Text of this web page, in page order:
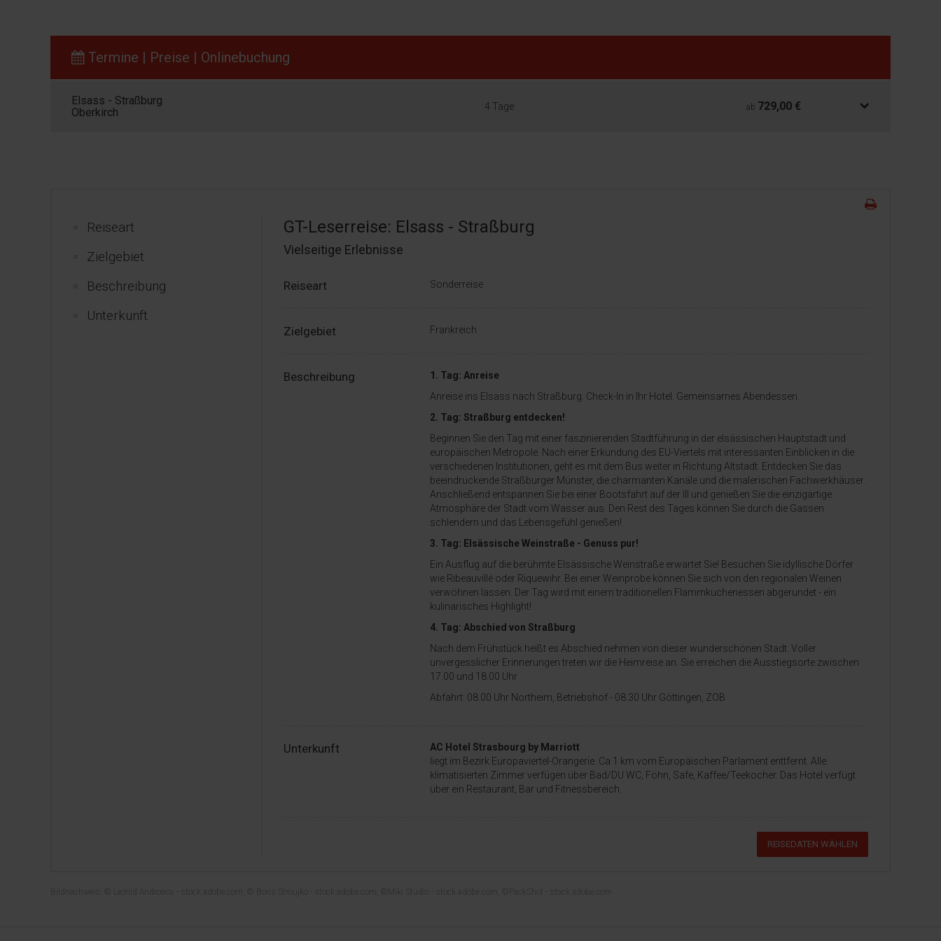
Termine | Preise | Onlinebuchung
Elsass - Straßburg
Oberkirch
4 Tage ab 729,00 €
Reiseart
Zielgebiet
Beschreibung
Unterkunft
GT-Leserreise: Elsass - Straßburg
Vielseitige Erlebnisse
Reiseart Sonderreise
Zielgebiet Frankreich
Beschreibung
1. Tag: Anreise
Anreise ins Elsass nach Straßburg. Check-In in Ihr Hotel. Gemeinsames Abendessen.
2. Tag: Straßburg entdecken!
Beginnen Sie den Tag mit einer faszinierenden Stadtführung in der elsässischen Hauptstadt und
europäischen Metropole. Nach einer Erkundung des EU-Viertels mit interessanten Einblicken in die
verschiedenen Institutionen, geht es mit dem Bus weiter in Richtung Altstadt. Entdecken Sie das
beeindruckende Straßburger Münster, die charmanten Kanäle und die malerischen Fachwerkhäuser.
Anschließend entspannen Sie bei einer Bootsfahrt auf der Ill und genießen Sie die einzigartige
Atmosphäre der Stadt vom Wasser aus. Den Rest des Tages können Sie durch die Gassen
schlendern und das Lebensgefühl genießen!
3. Tag: Elsässische Weinstraße - Genuss pur!
Ein Ausflug auf die berühmte Elsässische Weinstraße erwartet Sie! Besuchen Sie idyllische Dörfer
wie Ribeauvillé oder Riquewihr. Bei einer Weinprobe können Sie sich von den regionalen Weinen
verwöhnen lassen. Der Tag wird mit einem traditionellen Flammkuchenessen abgerundet - ein
kulinarisches Highlight!
4. Tag: Abschied von Straßburg
Nach dem Frühstück heißt es Abschied nehmen von dieser wunderschönen Stadt. Voller
unvergesslicher Erinnerungen treten wir die Heimreise an. Sie erreichen die Ausstiegsorte zwischen
17.00 und 18.00 Uhr
Abfahrt: 08.00 Uhr Northeim, Betriebshof - 08.30 Uhr Göttingen, ZOB
Unterkunft
AC Hotel Strasbourg by Marriott
liegt im Bezirk Europaviertel-Orangerie. Ca 1 km vom Europäischen Parlament enttfernt. Alle
klimatisierten Zimmer verfügen über Bad/DU WC, Föhn, Safe, Kaffee/Teekocher. Das Hotel verfügt
über ein Restaurant, Bar und Fitnessbereich.
REISEDATEN WÄHLEN